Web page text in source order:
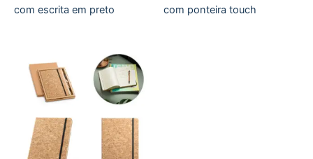
com escrita em preto
com ponteira touch